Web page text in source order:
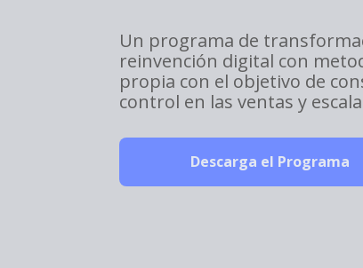
Un programa de
reinvención digital con
propia con el objetivo de
control en las ventas y
Descarga el Programa